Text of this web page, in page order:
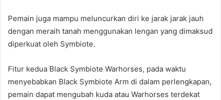
Pemain juga mampu meluncurkan diri ke jarak jarak jauh
dengan meraih tanah menggunakan lengan yang dimaksud
diperkuat oleh Symbiote.
Fitur kedua Black Symbiote Warhorses, pada waktu
menyebabkan Black Symbiote Arm di dalam perlengkapan,
pemain dapat mengubah kuda atau Warhorses terdekat